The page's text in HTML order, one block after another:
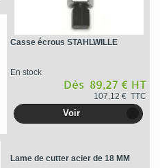
Casse écrous STAHLWILLE
En stock
Dès 89,27 € HT
107,12 € TTC
Voir
Lame de cutter acier de 18 MM